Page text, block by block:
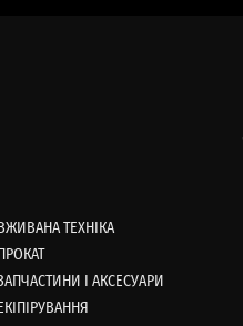
ТЕХНІКА
І АКСЕСУАРИ